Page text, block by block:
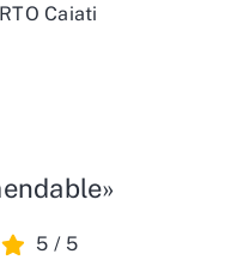
Caiati
5 / 5